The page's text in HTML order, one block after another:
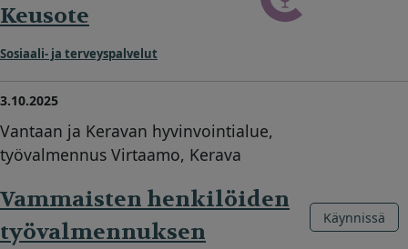
Keusote
Sosiaali- ja terveyspalvelut
3.10.2025
Vantaan ja Keravan hyvinvointialue,
työvalmennus Virtaamo, Kerava
Vammaisten henkilöiden
työvalmennuksen
Käynnissä